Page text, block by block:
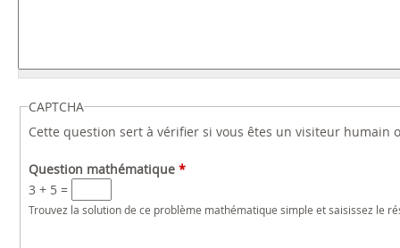
CAPTCHA
Cette question sert à vérifier si vous êtes un visiteur
Question mathématique *
3 + 5 =
Trouvez la solution de ce problème mathématique simple et saisissez le